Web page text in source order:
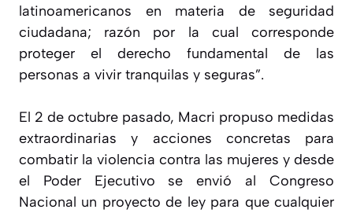
latinoamericanos en materia de seguridad
ciudadana; razón por la cual corresponde
proteger el derecho fundamental de las
personas a vivir tranquilas y seguras”.
El 2 de octubre pasado, Macri propuso medidas
extraordinarias y acciones concretas para
combatir la violencia contra las mujeres y desde
el Poder Ejecutivo se envió al Congreso
Nacional un proyecto de ley para que cualquier